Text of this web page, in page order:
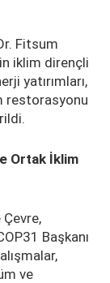
Fitsum
iklim dirençli
yatırımları,
restorasyonu
Ortak İklim
Çevre,
Başkanı
ve